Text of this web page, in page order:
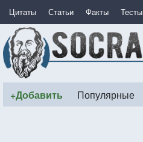
Цитаты Статьи Факты Тесты
+Добавить Популярные